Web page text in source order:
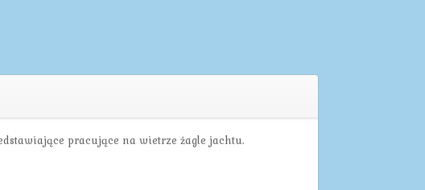
pracujące na wietrze żagle jachtu.